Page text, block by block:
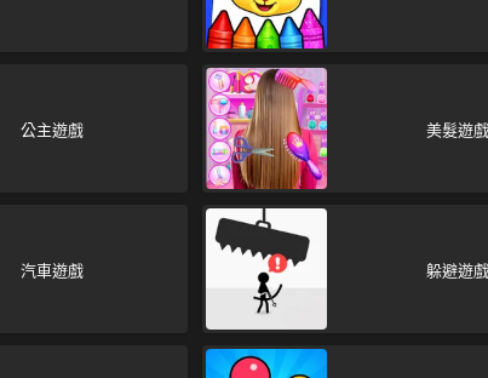
公主遊戲 美髮遊戲
汽車遊戲 躲避遊戲